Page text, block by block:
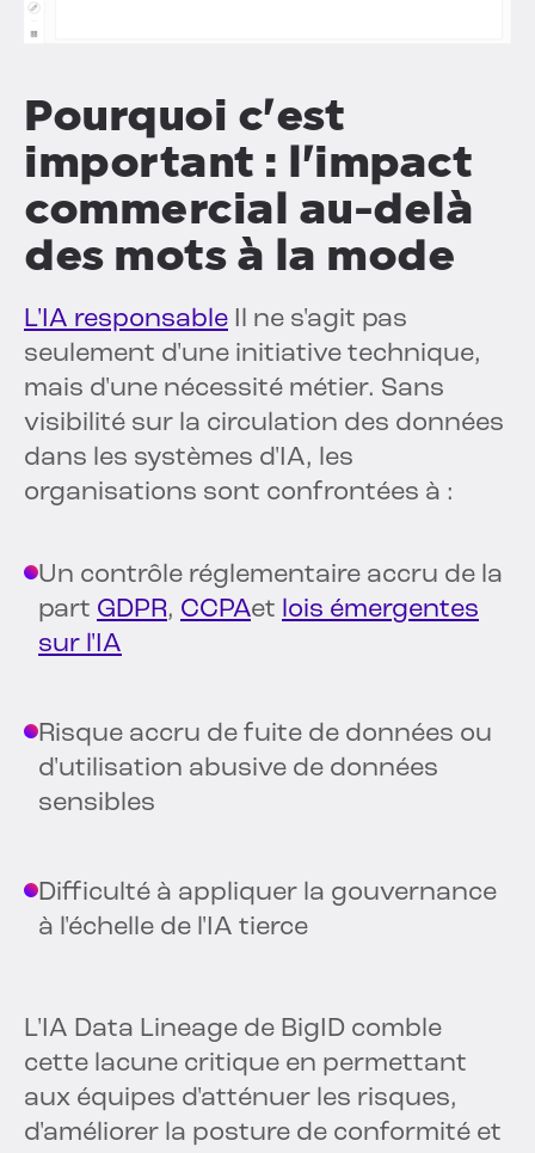
Pourquoi c'est
important : l'impact
commercial au-delà
des mots à la mode
L'IA responsable Il ne s'agit pas
seulement d'une initiative technique,
mais d'une nécessité métier. Sans
visibilité sur la circulation des données
dans les systèmes d'IA, les
organisations sont confrontées à :
Un contrôle réglementaire accru de la
part GDPR, CCPAet lois émergentes
sur l'IA
Risque accru de fuite de données ou
d'utilisation abusive de données
sensibles
Difficulté à appliquer la gouvernance
à l'échelle de l'IA tierce
L'IA Data Lineage de BigID comble
cette lacune critique en permettant
aux équipes d'atténuer les risques,
d'améliorer la posture de conformité et